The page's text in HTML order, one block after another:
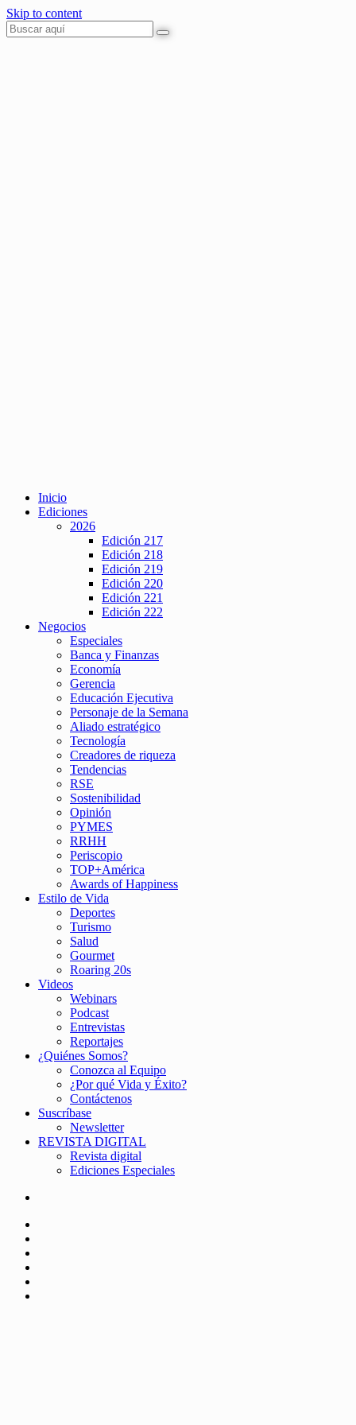
Skip to content
Inicio
Ediciones
2026
Edición 217
Edición 218
Edición 219
Edición 220
Edición 221
Edición 222
Negocios
Especiales
Banca y Finanzas
Economía
Gerencia
Educación Ejecutiva
Personaje de la Semana
Aliado estratégico
Tecnología
Creadores de riqueza
Tendencias
RSE
Sostenibilidad
Opinión
PYMES
RRHH
Periscopio
TOP+América
Awards of Happiness
Estilo de Vida
Deportes
Turismo
Salud
Gourmet
Roaring 20s
Videos
Webinars
Podcast
Entrevistas
Reportajes
¿Quiénes Somos?
Conozca al Equipo
¿Por qué Vida y Éxito?
Contáctenos
Suscríbase
Newsletter
REVISTA DIGITAL
Revista digital
Ediciones Especiales